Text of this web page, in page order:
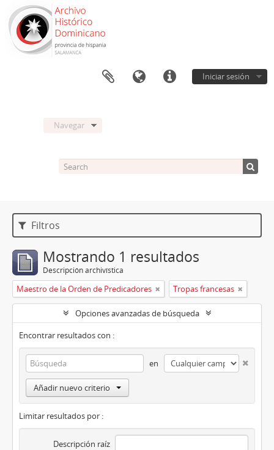
Iniciar sesión
Navegar
Filtros
Mostrando 1 resultados
Descripción archivística
Maestro de la Orden de Predicadores Tropas francesas
Opciones avanzadas de búsqueda
Encontrar resultados con :
en
Añadir nuevo criterio
Limitar resultados por :
Descripción raíz